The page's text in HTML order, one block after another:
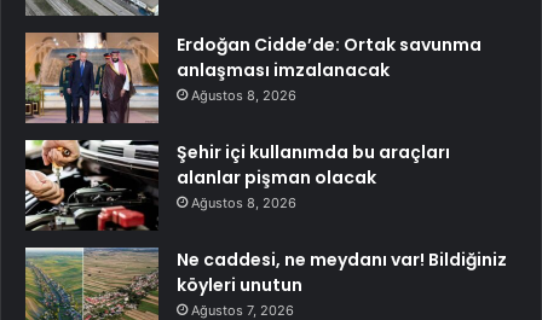
Erdoğan Cidde’de: Ortak savunma
anlaşması imzalanacak
Ağustos 8, 2026
Şehir içi kullanımda bu araçları
alanlar pişman olacak
Ağustos 8, 2026
Ne caddesi, ne meydanı var! Bildiğiniz
köyleri unutun
Ağustos 7, 2026